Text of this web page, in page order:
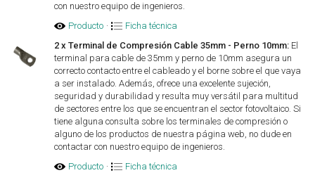
con nuestro equipo de ingenieros.
Producto ·
Ficha técnica
2 x Terminal de Compresión Cable 35mm - Perno 10mm: El
terminal para cable de 35mm y perno de 10mm asegura un
correcto contacto entre el cableado y el borne sobre el que vaya
a ser instalado. Además, ofrece una excelente sujeción,
seguridad y durabilidad y resulta muy versátil para multitud
de sectores entre los que se encuentran el sector fotovoltaico. Si
tiene alguna consulta sobre los terminales de compresión o
alguno de los productos de nuestra página web, no dude en
contactar con nuestro equipo de ingenieros.
Producto ·
Ficha técnica